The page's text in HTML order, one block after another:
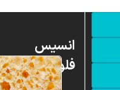
انسیس
فلوئنت